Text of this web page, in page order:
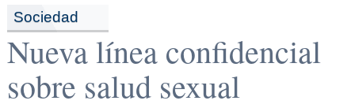
Sociedad
Nueva línea confidencial
sobre salud sexual